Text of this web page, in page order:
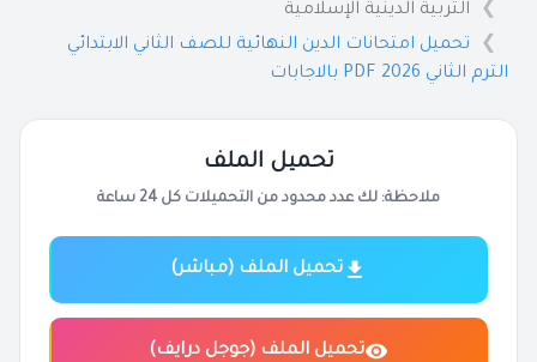
التربية الدينية الإسلامية
تحميل امتحانات الدين النهائية للصف الثاني الابتدائي
الترم الثاني 2026 PDF بالاجابات
تحميل الملف
ملاحظة: لك عدد محدود من التحميلات كل 24 ساعة
تحميل الملف (مباشر)
تحميل الملف (جوجل درايف)